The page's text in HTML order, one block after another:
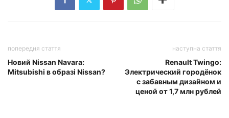
попередня стаття
Новий Nissan Navara:
Mitsubishi в образі Nissan?
наступна стаття
Renault Twingo:
Электрический городёнок
с забавным дизайном и
ценой от 1,7 млн рублей